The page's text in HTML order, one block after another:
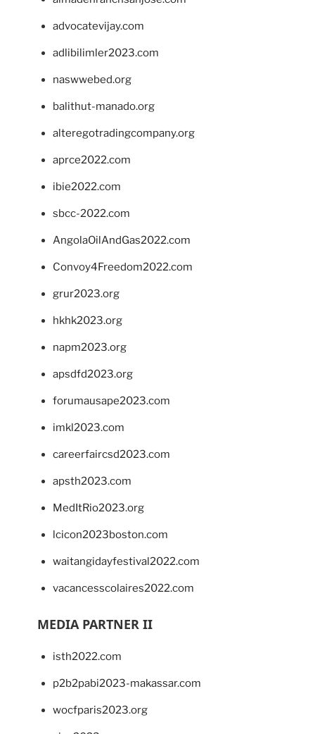
advocatevijay.com
adlibilimler2023.com
naswwebed.org
balithut-manado.org
alteregotradingcompany.org
aprce2022.com
ibie2022.com
sbcc-2022.com
AngolaOilAndGas2022.com
Convoy4Freedom2022.com
grur2023.org
hkhk2023.org
napm2023.org
apsdfd2023.org
forumausape2023.com
imkl2023.com
careerfaircsd2023.com
apsth2023.com
MedItRio2023.org
lcicon2023boston.com
waitangidayfestival2022.com
vacancesscolaires2022.com
MEDIA PARTNER II
isth2022.com
p2b2pabi2023-makassar.com
wocfparis2023.org